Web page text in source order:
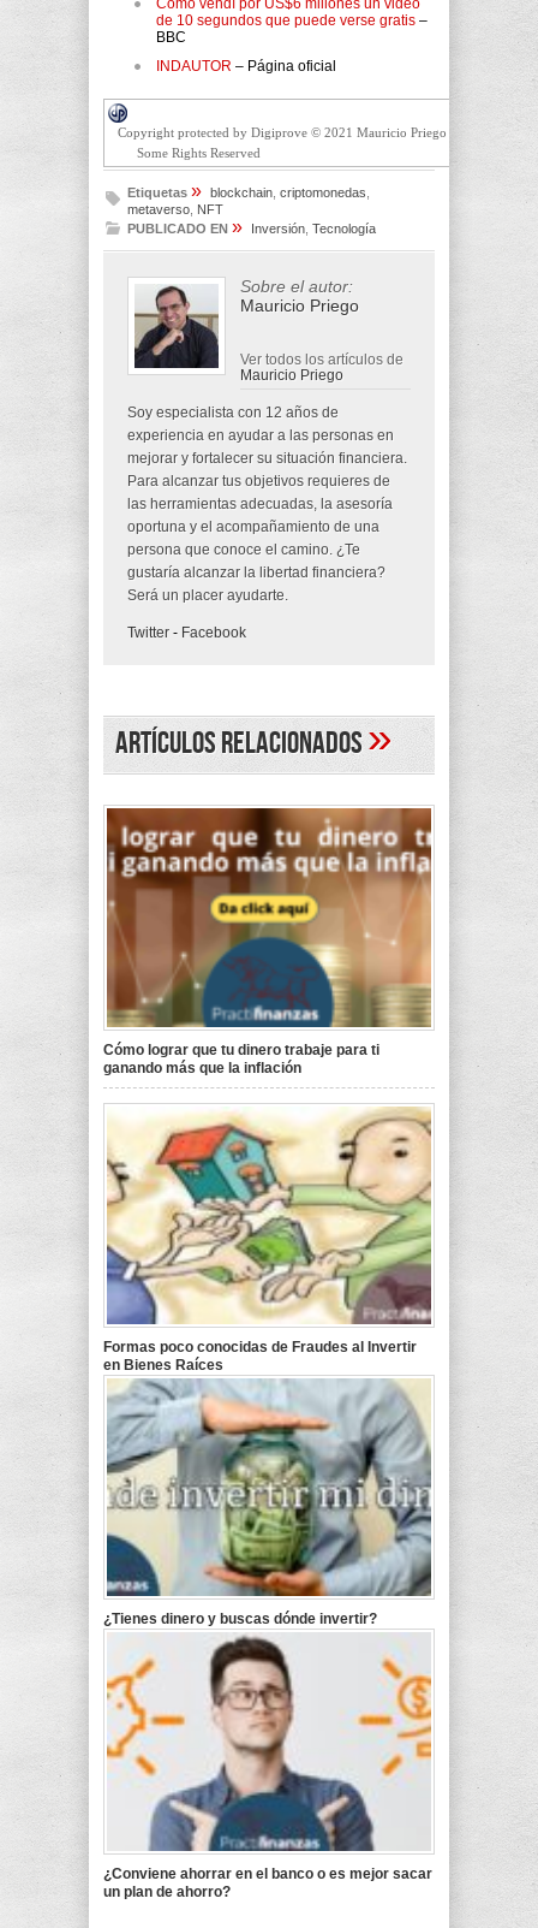
Cómo vendí por US$6 millones un video
de 10 segundos que puede verse gratis –
BBC
INDAUTOR – Página oficial
Copyright protected by Digiprove © 2021 Mauricio Priego
Some Rights Reserved
Etiquetas » blockchain, criptomonedas,
metaverso, NFT
PUBLICADO EN » Inversión, Tecnología
Sobre el autor:
Mauricio Priego
Ver todos los artículos de
Mauricio Priego
Soy especialista con 12 años de
experiencia en ayudar a las personas en
mejorar y fortalecer su situación financiera.
Para alcanzar tus objetivos requieres de
las herramientas adecuadas, la asesoría
oportuna y el acompañamiento de una
persona que conoce el camino. ¿Te
gustaría alcanzar la libertad financiera?
Será un placer ayudarte.
Twitter - Facebook
Artículos Relacionados»
Cómo lograr que tu dinero trabaje para ti
ganando más que la inflación
Formas poco conocidas de Fraudes al Invertir
en Bienes Raíces
¿Tienes dinero y buscas dónde invertir?
¿Conviene ahorrar en el banco o es mejor sacar
un plan de ahorro?